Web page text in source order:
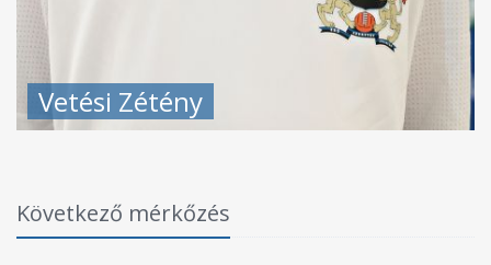
Vetési Zétény
Következő mérkőzés